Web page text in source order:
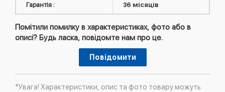
Гарантія : 36 місяців
Помітили помилку в характеристиках, фото або в
описі? Будь ласка, повідомте нам про це.
Повідомити
*Увага! Характеристики, опис та фото товару можуть